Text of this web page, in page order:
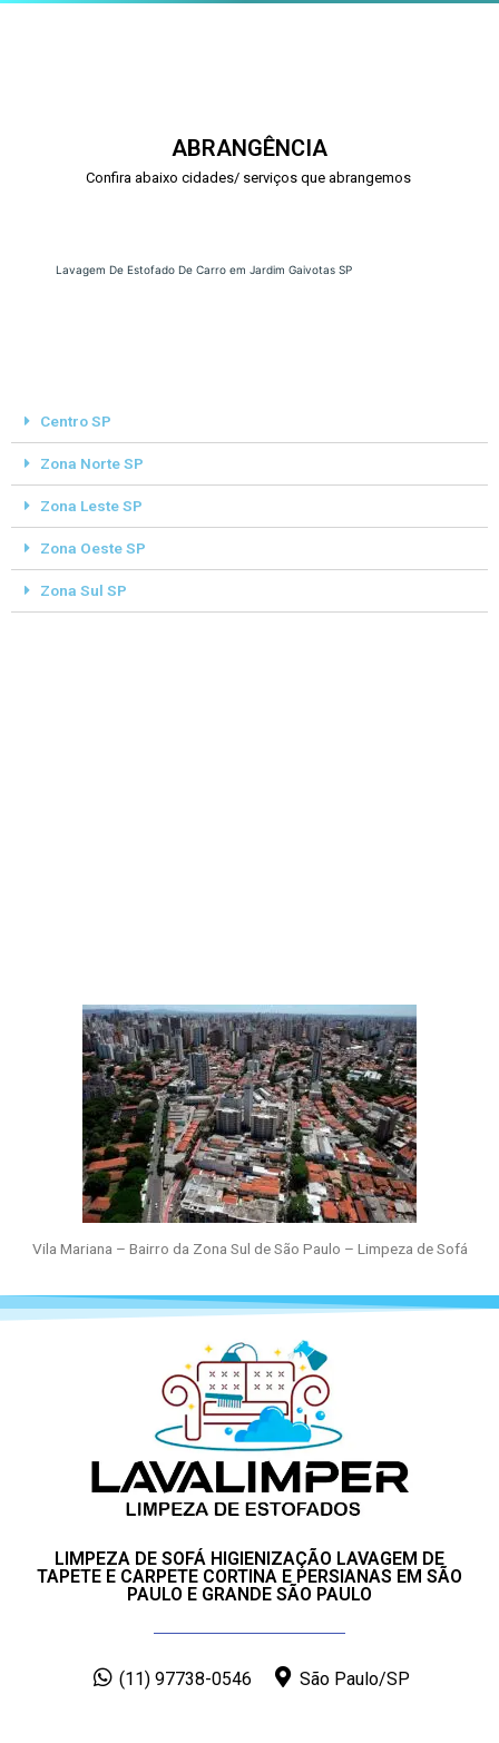
ABRANGÊNCIA
Confira abaixo cidades/ serviços que abrangemos
Lavagem De Estofado De Carro em Jardim Gaivotas SP
Centro SP
Zona Norte SP
Zona Leste SP
Zona Oeste SP
Zona Sul SP
Vila Mariana – Bairro da Zona Sul de São Paulo – Limpeza de Sofá
LIMPEZA DE SOFÁ HIGIENIZAÇÃO LAVAGEM DE
TAPETE E CARPETE CORTINA E PERSIANAS EM SÃO
PAULO E GRANDE SÃO PAULO
(11) 97738-0546 São Paulo/SP